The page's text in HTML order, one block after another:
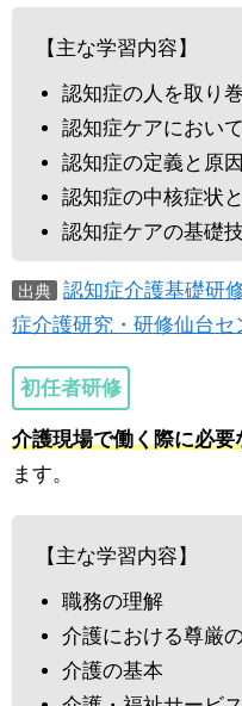
【主な学習内容】
認知症の人を取り
認知症ケアにおい
認知症の定義と原
認知症の中核症状
認知症ケアの基礎
出典
認知症介護基礎研
症介護研究・研修仙台セ
初任者研修
介護現場で働く際に必
ます。
【主な学習内容】
職務の理解
介護における尊厳
介護の基本